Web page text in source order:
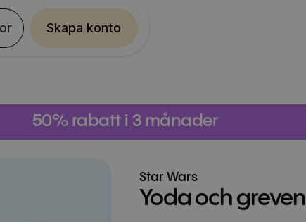
Skapa konto
50% rabatt i 3 månader
Star Wars
Yoda och greven